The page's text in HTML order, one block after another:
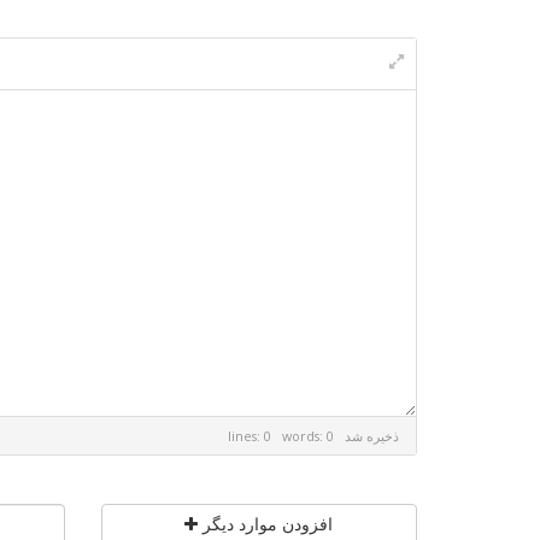
lines: 0 words: 0 ذخیره شد
افزودن موارد دیگر